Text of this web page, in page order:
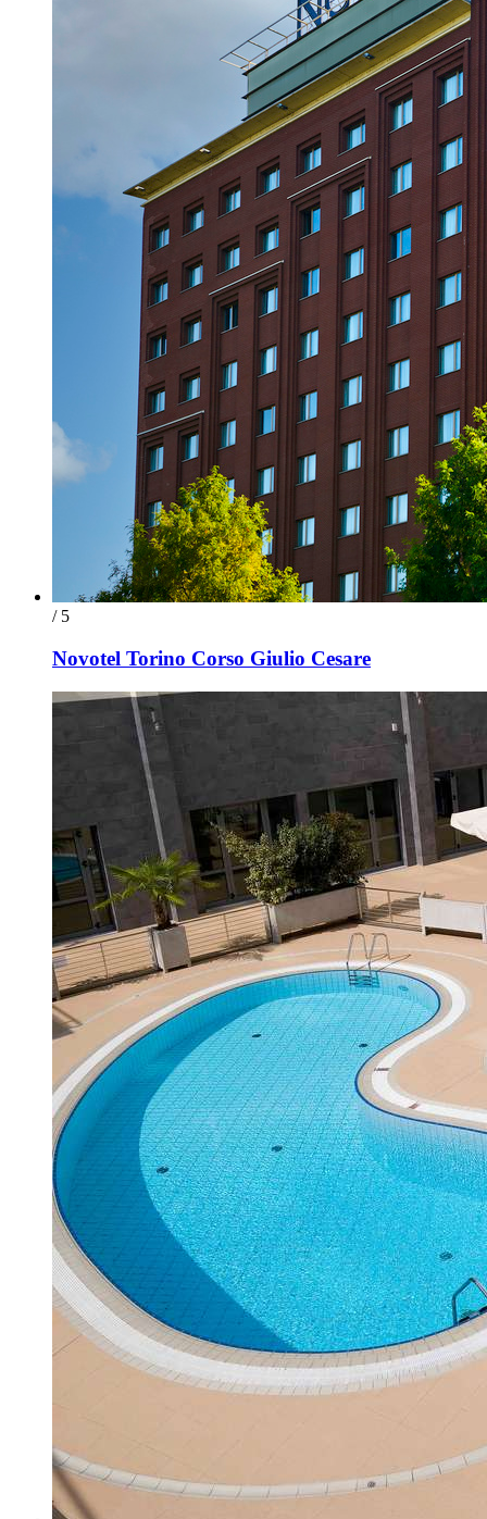
/ 5
Novotel Torino Corso Giulio Cesare